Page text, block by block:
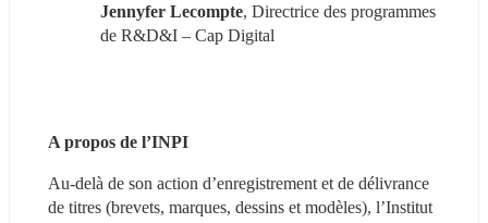
Jennyfer Lecompte, Directrice des programmes
de R&D&I – Cap Digital
A propos de l’INPI
Au-delà de son action d’enregistrement et de délivrance
de titres (brevets, marques, dessins et modèles), l’Institut